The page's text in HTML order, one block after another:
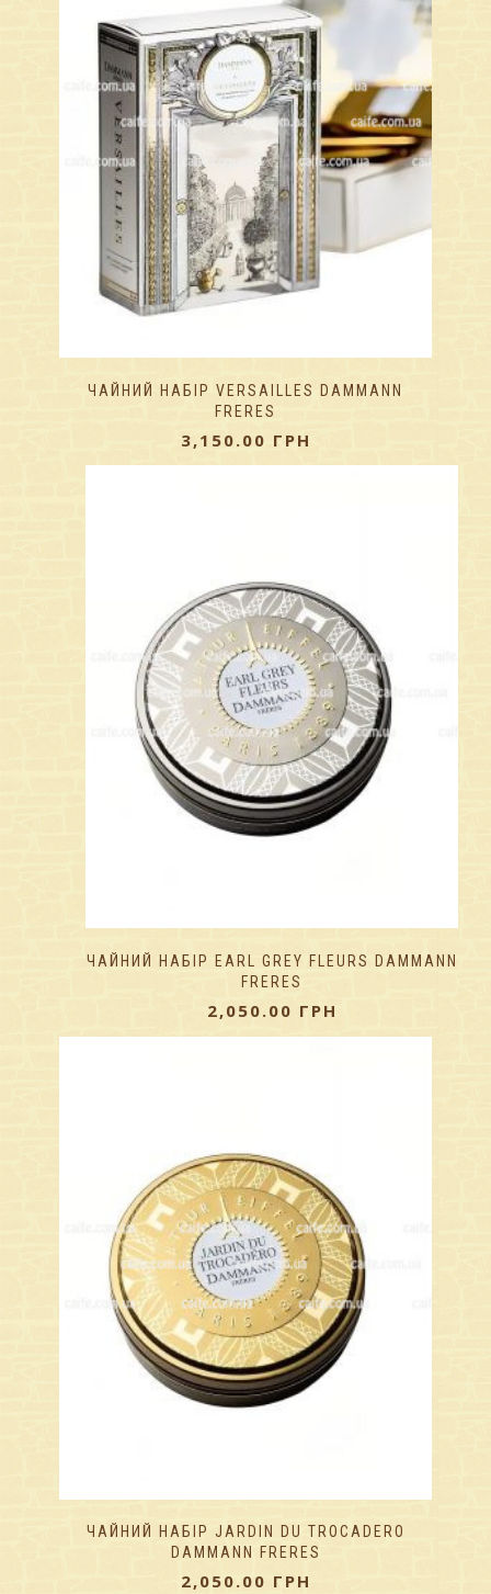
ЧАЙНИЙ НАБІР VERSAILLES DAMMANN
FRERES
3,150.00 ГРН
ЧАЙНИЙ НАБІР EARL GREY FLEURS DAMMANN
FRERES
2,050.00 ГРН
ЧАЙНИЙ НАБІР JARDIN DU TROCADERO
DAMMANN FRERES
2,050.00 ГРН